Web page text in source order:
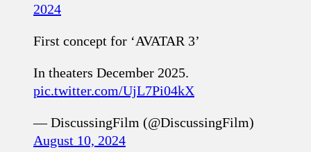
2024
First concept for ‘AVATAR 3’
In theaters December 2025.
pic.twitter.com/UjL7Pi04kX
— DiscussingFilm (@DiscussingFilm)
August 10, 2024